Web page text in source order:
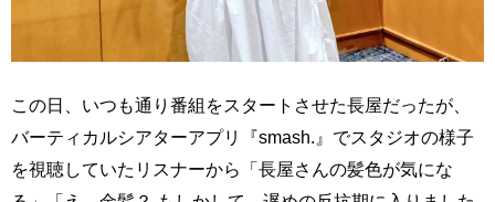
この日、いつも通り番組をスタートさせた長屋だったが、
バーティカルシアターアプリ『smash.』でスタジオの様子
を視聴していたリスナーから「長屋さんの髪色が気にな